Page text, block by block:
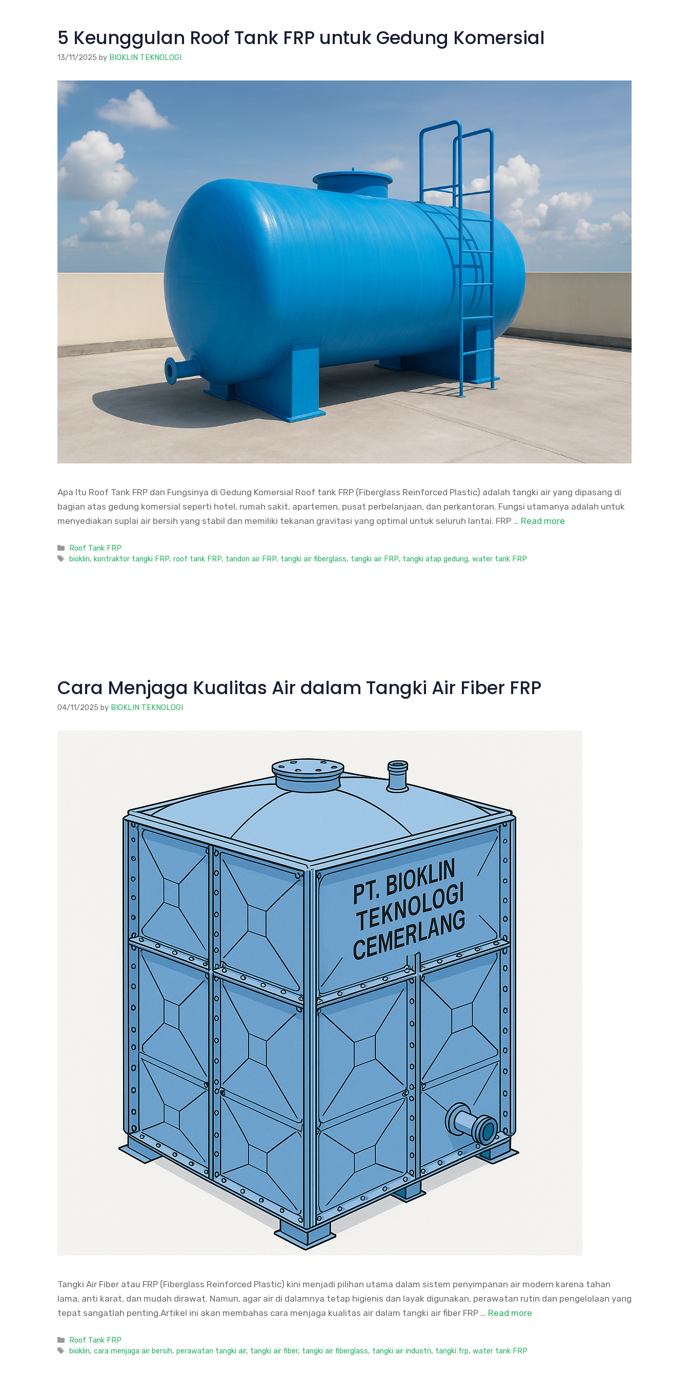
5 Keunggulan Roof Tank FRP untuk Gedung Komersial
13/11/2025 by BIOKLIN TEKNOLOGI
Apa Itu Roof Tank FRP dan Fungsinya di Gedung Komersial Roof tank FRP (Fiberglass Reinforced Plastic) adalah tangki air yang dipasang di
bagian atas gedung komersial seperti hotel, rumah sakit, apartemen, pusat perbelanjaan, dan perkantoran. Fungsi utamanya adalah untuk
menyediakan suplai air bersih yang stabil dan memiliki tekanan gravitasi yang optimal untuk seluruh lantai. FRP … Read more
Categories
Roof Tank FRP
Tags
bioklin,kontraktor tangki FRP,roof tank FRP, tandon air FRP, tangki air fiberglass, tangki air FRP, tangki atap gedung,water tank FRP
Cara Menjaga Kualitas Air dalam Tangki Air Fiber FRP
04/11/2025 by BIOKLIN TEKNOLOGI
Tangki Air Fiber atau FRP (Fiberglass Reinforced Plastic) kini menjadi pilihan utama dalam sistem penyimpanan air modern karena tahan
lama, anti karat, dan mudah dirawat. Namun, agar air di dalamnya tetap higienis dan layak digunakan, perawatan rutin dan pengelolaan yang
tepat sangatlah penting.Artikel ini akan membahas cara menjaga kualitas air dalam tangki air fiber FRP … Read more
Categories
Roof Tank FRP
Tags
bioklin,cara menjaga air bersih,perawatan tangki air, tangki air fiber, tangki air fiberglass, tangki air industri, tangki frp,water tank FRP